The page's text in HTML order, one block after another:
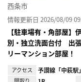
西条市
情報更新日 2026/08/09
【駐車場有・角部屋
別・独立洗面台付 出
リーマンション部屋！
アクセス 予讃線「中萩駅」